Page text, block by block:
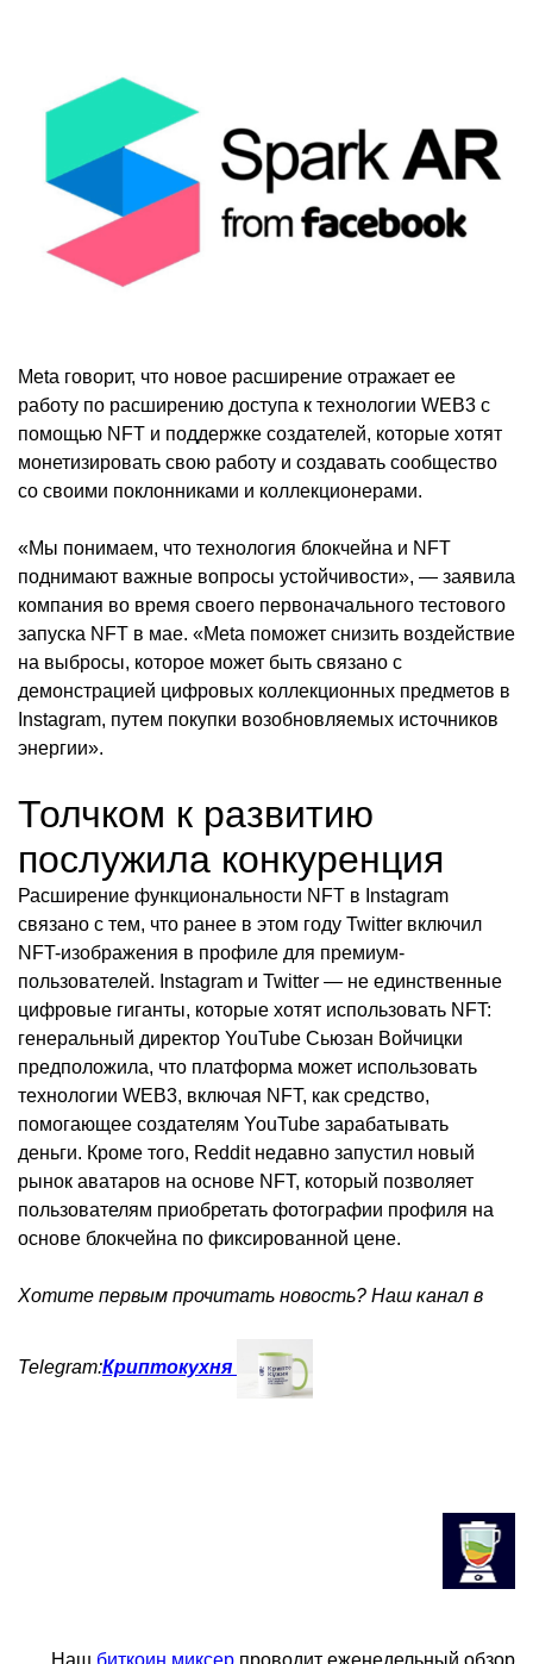
Meta говорит, что новое расширение отражает ее
работу по расширению доступа к технологии WEB3 с
помощью NFT и поддержке создателей, которые хотят
монетизировать свою работу и создавать сообщество
со своими поклонниками и коллекционерами.
«Мы понимаем, что технология блокчейна и NFT
поднимают важные вопросы устойчивости», — заявила
компания во время своего первоначального тестового
запуска NFT в мае. «Meta поможет снизить воздействие
на выбросы, которое может быть связано с
демонстрацией цифровых коллекционных предметов в
Instagram, путем покупки возобновляемых источников
энергии».
Толчком к развитию
послужила конкуренция
Расширение функциональности NFT в Instagram
связано с тем, что ранее в этом году Twitter включил
NFT-изображения в профиле для премиум-
пользователей. Instagram и Twitter — не единственные
цифровые гиганты, которые хотят использовать NFT:
генеральный директор YouTube Сьюзан Войчицки
предположила, что платформа может использовать
технологии WEB3, включая NFT, как средство,
помогающее создателям YouTube зарабатывать
деньги. Кроме того, Reddit недавно запустил новый
рынок аватаров на основе NFT, который позволяет
пользователям приобретать фотографии профиля на
основе блокчейна по фиксированной цене.
Хотите первым прочитать новость? Наш канал в
Telegram:Криптокухня
Наш биткоин миксер проводит еженедельный обзор